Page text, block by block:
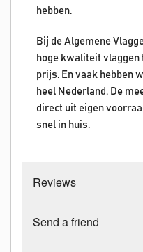
hebben.
Bij de Algemene
hoge kwaliteit vlaggen
prijs. En vaak hebben
heel Nederland. De
direct uit eigen
snel in huis.
Reviews
Send a friend